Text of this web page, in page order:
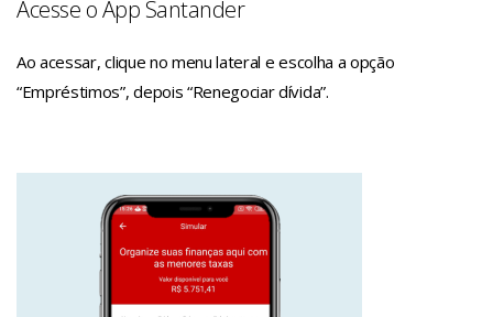
Acesse o App Santander
Ao acessar, clique no menu lateral e escolha a opção
“Empréstimos”, depois “Renegociar dívida”.